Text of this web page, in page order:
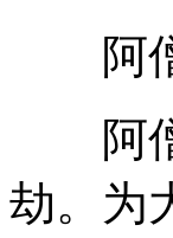
阿僧
阿僧
劫。为